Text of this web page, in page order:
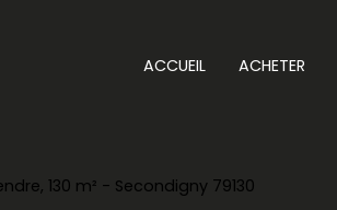
ACCUEIL ACHETER